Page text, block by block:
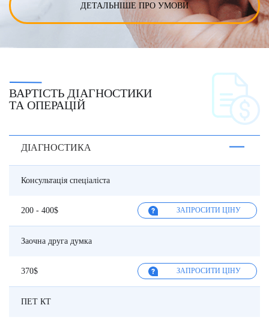
ДЕТАЛЬНІШЕ ПРО УМОВИ
ВАРТІСТЬ ДІАГНОСТИКИ
ТА ОПЕРАЦІЙ
ДІАГНОСТИКА
Консультація спеціаліста
200 - 400$ ЗАПРОСИТИ ЦІНУ
Заочна друга думка
370$ ЗАПРОСИТИ ЦІНУ
ПЕТ КТ